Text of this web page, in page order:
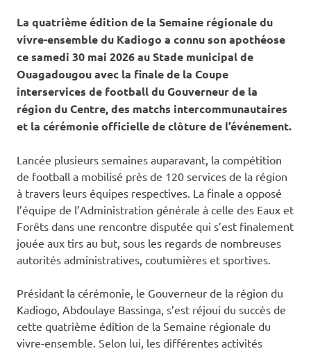
La quatrième édition de la Semaine régionale du
vivre-ensemble du Kadiogo a connu son apothéose
ce samedi 30 mai 2026 au Stade municipal de
Ouagadougou avec la finale de la Coupe
interservices de football du Gouverneur de la
région du Centre, des matchs intercommunautaires
et la cérémonie officielle de clôture de l’événement.
Lancée plusieurs semaines auparavant, la compétition
de football a mobilisé près de 120 services de la région
à travers leurs équipes respectives. La finale a opposé
l’équipe de l’Administration générale à celle des Eaux et
Forêts dans une rencontre disputée qui s’est finalement
jouée aux tirs au but, sous les regards de nombreuses
autorités administratives, coutumières et sportives.
Présidant la cérémonie, le Gouverneur de la région du
Kadiogo, Abdoulaye Bassinga, s’est réjoui du succès de
cette quatrième édition de la Semaine régionale du
vivre-ensemble. Selon lui, les différentes activités